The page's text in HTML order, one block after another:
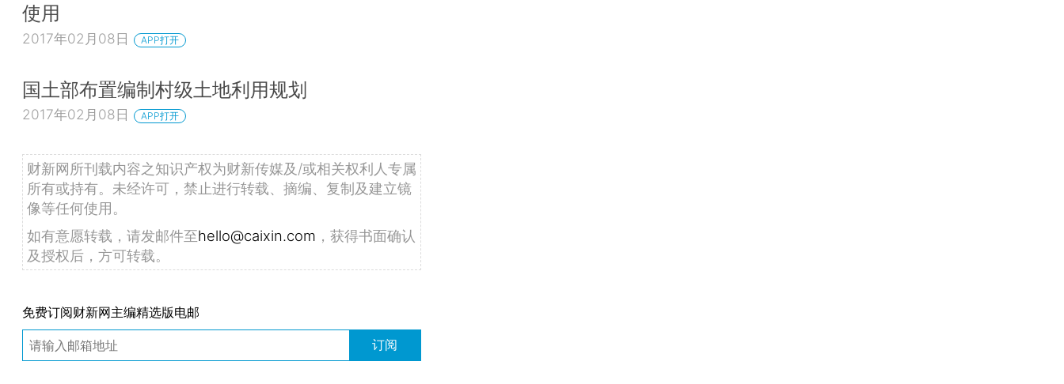
使用
2017年02月08日 APP打开
国土部布置编制村级土地利用规划
2017年02月08日 APP打开
财新网所刊载内容之知识产权为财新传媒及/或相关权利人专属
所有或持有。未经许可，禁止进行转载、摘编、复制及建立镜
像等任何使用。
如有意愿转载，请发邮件至hello@caixin.com ，获得书面确认
及授权后，方可转载。
免费订阅财新网主编精选版电邮
订阅